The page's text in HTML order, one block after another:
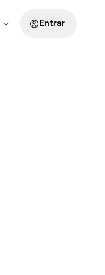
Entrar